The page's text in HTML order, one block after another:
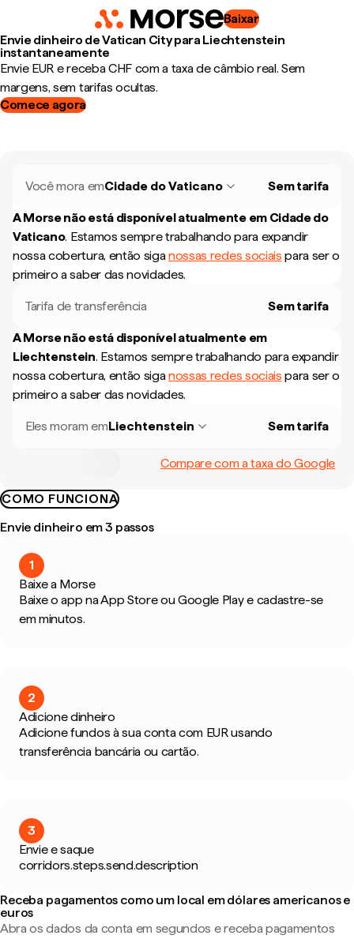
Baixar
Envie dinheiro de Vatican City para Liechtenstein
instantaneamente
Envie EUR e receba CHF com a taxa de câmbio real. Sem
margens, sem tarifas ocultas.
Comece agora
Você mora emCidade do Vaticano Sem tarifa
A Morse não está disponível atualmente em Cidade do
Vaticano. Estamos sempre trabalhando para expandir
nossa cobertura, então siganossas redes sociais para ser o
primeiro a saber das novidades.
Tarifa de transferência Sem tarifa
A Morse não está disponível atualmente em
Liechtenstein. Estamos sempre trabalhando para expandir
nossa cobertura, então siganossas redes sociais para ser o
primeiro a saber das novidades.
Eles moram emLiechtenstein Sem tarifa
Compare com a taxa do Google
COMO FUNCIONA
Envie dinheiro em 3 passos
1
Baixe a Morse
Baixe o app na App Store ou Google Play e cadastre-se
em minutos.
2
Adicione dinheiro
Adicione fundos à sua conta com EUR usando
transferência bancária ou cartão.
3
Envie e saque
corridors.steps.send.description
Receba pagamentos como um local em dólares americanos e
euros
Abra os dados da conta em segundos e receba pagamentos